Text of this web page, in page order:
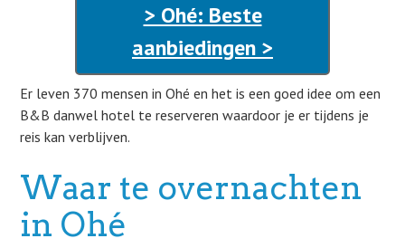
> Ohé: Beste
aanbiedingen >
Er leven 370 mensen in Ohé en het is een goed idee om een
B&B danwel hotel te reserveren waardoor je er tijdens je
reis kan verblijven.
Waar te overnachten
in Ohé